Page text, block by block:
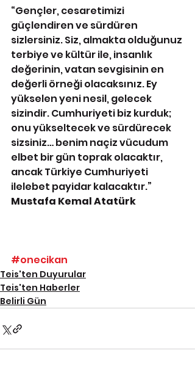
“Gençler, cesaretimizi
güçlendiren ve sürdüren
sizlersiniz. Siz, almakta olduğunuz
terbiye ve kültür ile, insanlık
değerinin, vatan sevgisinin en
değerli örneği olacaksınız. Ey
yükselen yeni nesil, gelecek
sizindir. Cumhuriyeti biz kurduk;
onu yükseltecek ve sürdürecek
sizsiniz… benim naçiz vücudum
elbet bir gün toprak olacaktır,
ancak Türkiye Cumhuriyeti
ilelebet payidar kalacaktır.”
Mustafa Kemal Atatürk
#onecikan
Teis'ten Duyurular
Teis'ten Haberler
Belirli Gün